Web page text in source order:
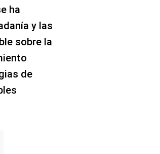
ha
y las
sobre la
de